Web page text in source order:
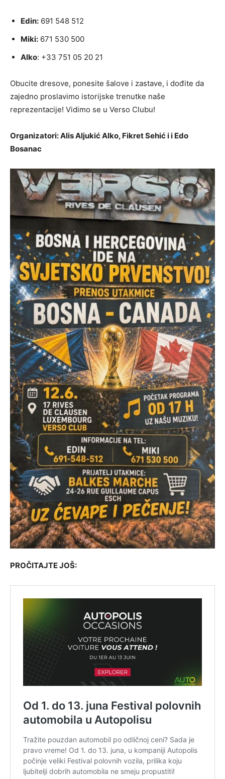
Edin: 691 548 512
Miki: 671 530 500
Alko: +33 751 05 20 21
Obucite dresove, ponesite šalove i zastave, i dođite da
zajedno proslavimo istorijske trenutke naše
reprezentacije! Vidimo se u Verso Clubu!
Organizatori: Alis Aljukić Alko, Fikret Sehić i i Edo
Bosanac
PROČITAJTE JOŠ: